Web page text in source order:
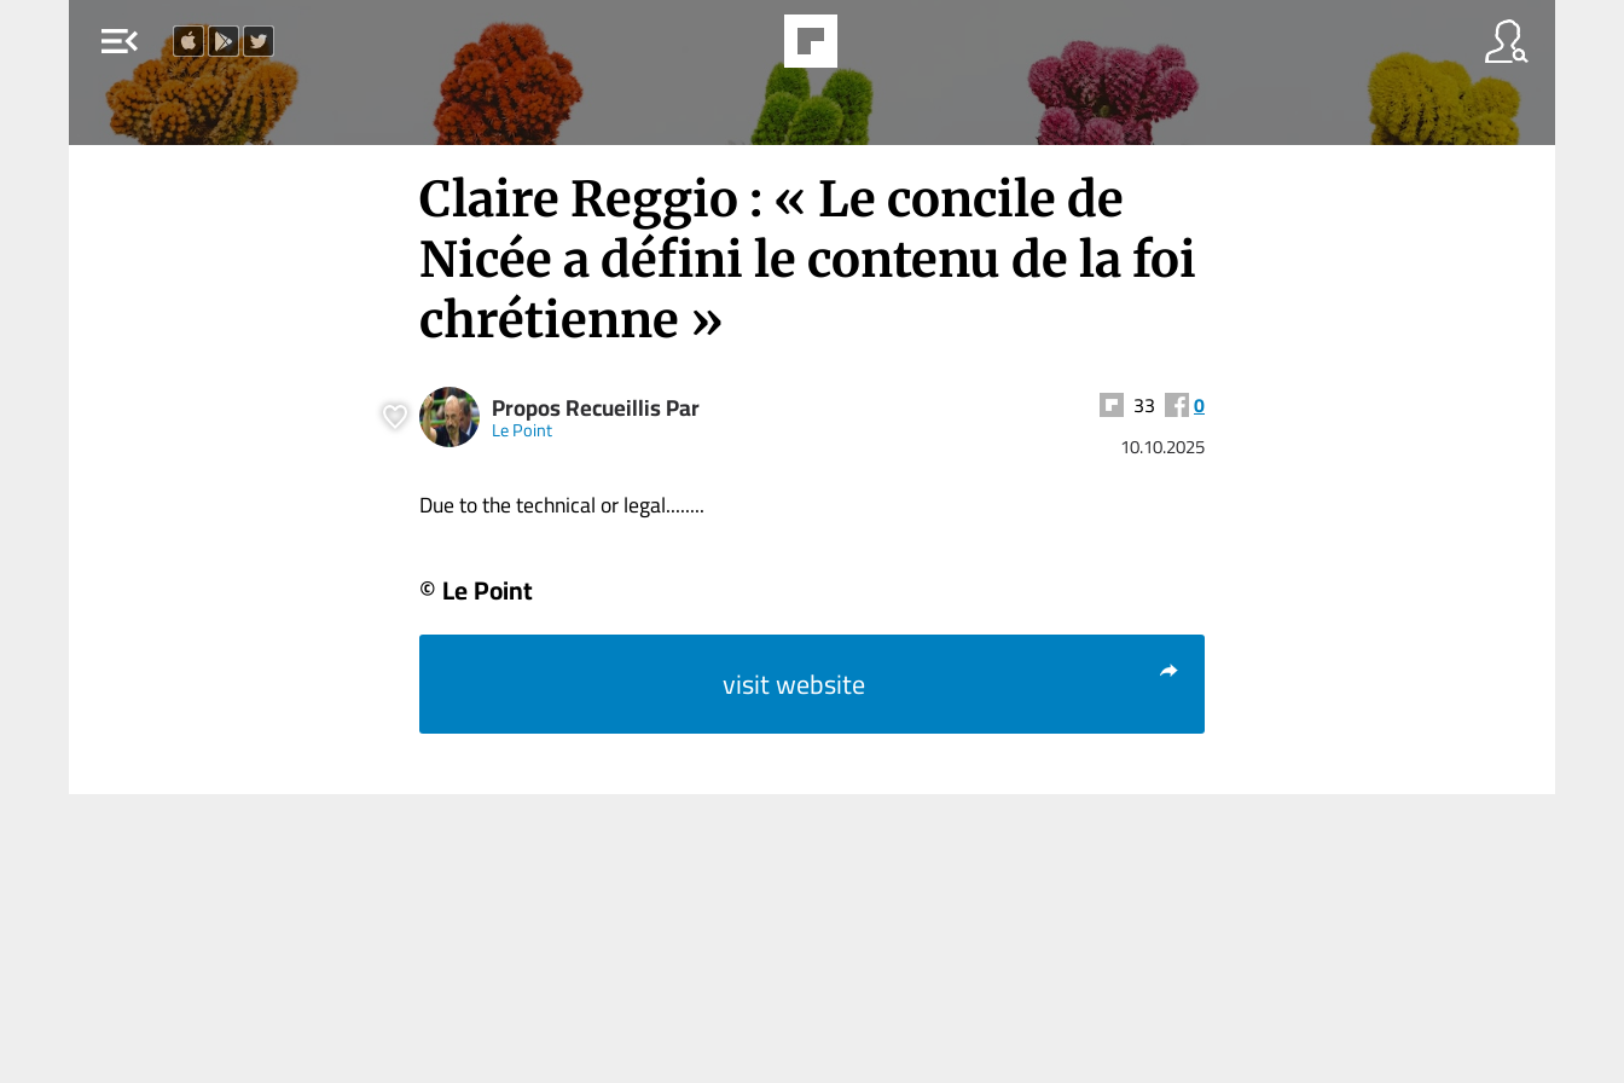
menu_open
Claire Reggio : « Le concile de
Nicée a défini le contenu de la foi
chrétienne »
Propos Recueillis Par
Le Point
33 0
10.10.2025
Due to the technical or legal........
© Le Point
visit website